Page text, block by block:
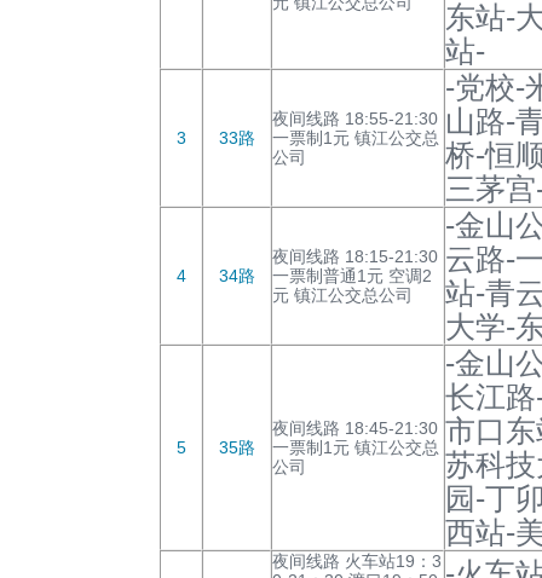
东站-
站-
3 33路
夜间线路 18:55-21:30
一票制1元 镇江公交总
公司
-党校-
山路-
桥-恒
三茅
4 34路
夜间线路 18:15-21:30
一票制普通1元 空调2
元 镇江公交总公司
-金山
云路-
站-青
大学-
5 35路
夜间线路 18:45-21:30
一票制1元 镇江公交总
公司
-金山
长江
市口
苏科
园-丁
西站-
夜间线路 火车站19：3